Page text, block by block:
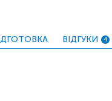
реакціях,
ВІДГУКИ 4